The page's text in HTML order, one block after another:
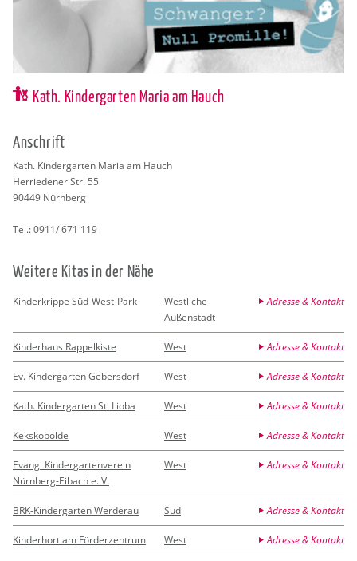
Kath. Kindergarten Maria am Hauch
An­schrift
Kath. Kin­der­gar­ten Maria am Hauch
Her­rie­de­ner Str. 55
90449 Nürn­berg
Tel.:0911/ 671 119
Wei­te­re Kitas in der Nähe
Kinderkrippe Süd-West-Park
Westliche
Außenstadt
Adresse & Kontakt
Kinderhaus Rappelkiste West Adresse & Kontakt
Ev. Kindergarten Gebersdorf West Adresse & Kontakt
Kath. Kindergarten St. Lioba West Adresse & Kontakt
Kekskobolde West Adresse & Kontakt
Evang. Kindergartenverein
Nürnberg-Eibach e. V.
West Adresse & Kontakt
BRK-Kindergarten Werderau Süd Adresse & Kontakt
Kinderhort am Förderzentrum West Adresse & Kontakt